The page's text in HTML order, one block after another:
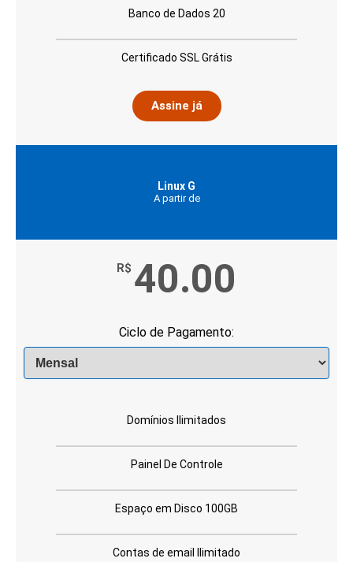
Banco de Dados 20
Certificado SSL Grátis
Assine já
Linux G
A partir de
R$ 40.00
Ciclo de Pagamento:
Domínios Ilimitados
Painel De Controle
Espaço em Disco 100GB
Contas de email Ilimitado